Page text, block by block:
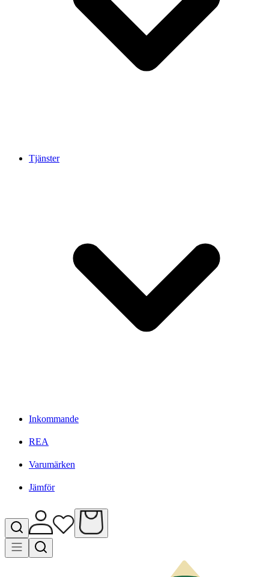
Tjänster
Inkommande
REA
Varumärken
Jämför